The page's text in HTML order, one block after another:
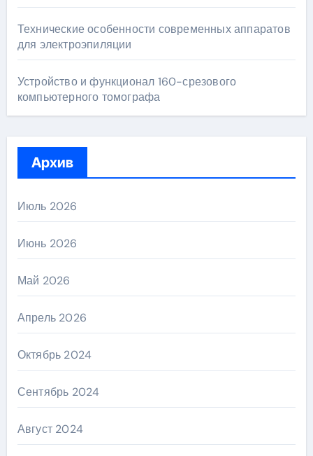
Технические особенности современных аппаратов
для электроэпиляции
Устройство и функционал 160-срезового
компьютерного томографа
Архив
Июль 2026
Июнь 2026
Май 2026
Апрель 2026
Октябрь 2024
Сентябрь 2024
Август 2024